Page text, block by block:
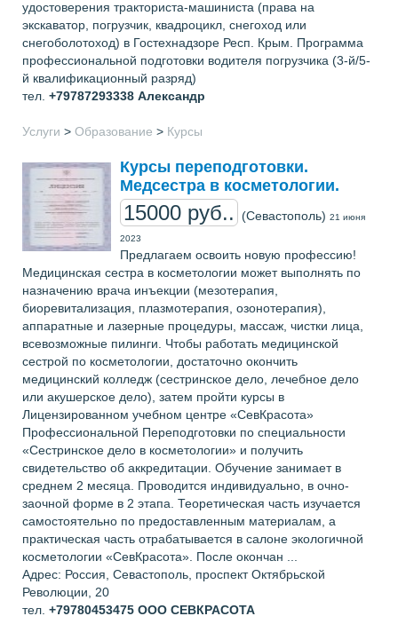
удостоверения тракториста-машиниста (права на
экскаватор, погрузчик, квадроцикл, снегоход или
снегоболотоход) в Гостехнадзоре Респ. Крым. Программа
профессиональной подготовки водителя погрузчика (3-й/5-
й квалификационный разряд)
тел. +79787293338 Александр
Услуги > Образование > Курсы
Курсы переподготовки.
Медсестра в косметологии.
15000 руб.. (Севастополь) 21 июня
2023
Предлагаем освоить новую профессию!
Медицинская сестра в косметологии может выполнять по
назначению врача инъекции (мезотерапия,
биоревитализация, плазмотерапия, озонотерапия),
аппаратные и лазерные процедуры, массаж, чистки лица,
всевозможные пилинги. Чтобы работать медицинской
сестрой по косметологии, достаточно окончить
медицинский колледж (сестринское дело, лечебное дело
или акушерское дело), затем пройти курсы в
Лицензированном учебном центре «СевКрасота»
Профессиональной Переподготовки по специальности
«Сестринское дело в косметологии» и получить
свидетельство об аккредитации. Обучение занимает в
среднем 2 месяца. Проводится индивидуально, в очно-
заочной форме в 2 этапа. Теоретическая часть изучается
самостоятельно по предоставленным материалам, а
практическая часть отрабатывается в салоне экологичной
косметологии «СевКрасота». После окончан ...
Адрес: Россия, Севастополь, проспект Октябрьской
Революции, 20
тел. +79780453475 ООО СЕВКРАСОТА